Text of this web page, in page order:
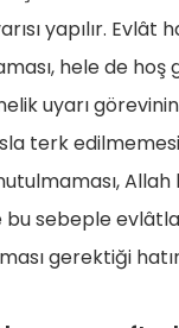
yapılır. Evlât
hele de
uyarı
terk
Allah
sebeple
gerektiği